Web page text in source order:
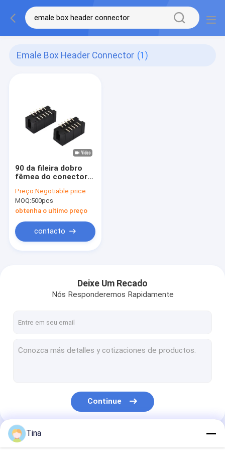
Emale Box Header Connector (1)
90 da fileira dobro
fêmea do conector
encabeçamento da
caixa do grau
montagem de
superfície Alfinete
Cabeçalho de SMT
Preço:Negotiable price
MOQ:500pcs
obtenha o ultimo preço
contacto
Deixe Um Recado
Nós Responderemos Rapidamente
Continue
Nossas Categorias
Tina